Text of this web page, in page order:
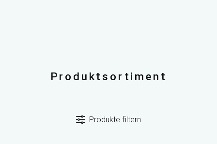
Produktsortiment
Produkte filtern